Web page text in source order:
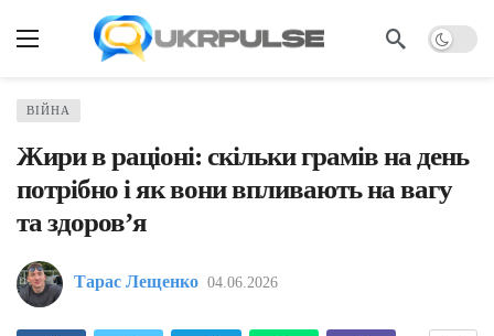
ВІЙНА
Жири в раціоні: скільки грамів на день
потрібно і як вони впливають на вагу
та здоров’я
Тарас Лещенко 04.06.2026